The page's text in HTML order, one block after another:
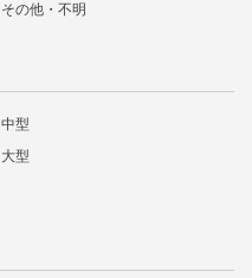
その他・不明
中型
大型